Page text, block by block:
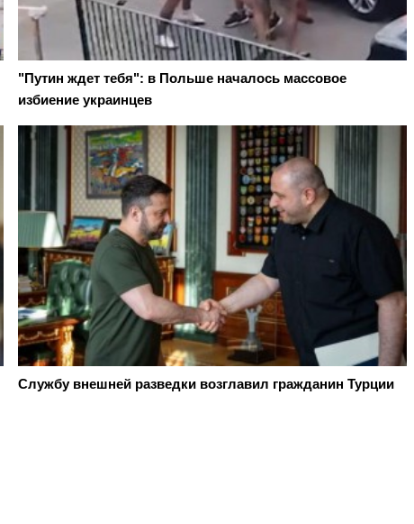
"Путин ждет тебя": в Польше началось массовое
избиение украинцев
Службу внешней разведки возглавил гражданин Турции